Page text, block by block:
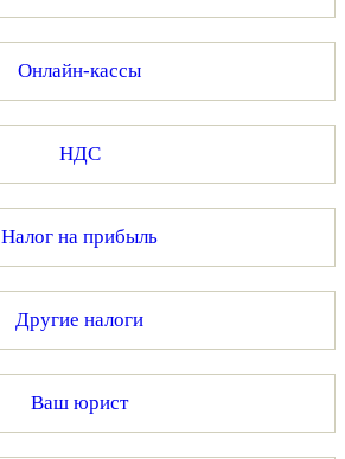
Онлайн-кассы
НДС
Налог на прибыль
Другие налоги
Ваш юрист